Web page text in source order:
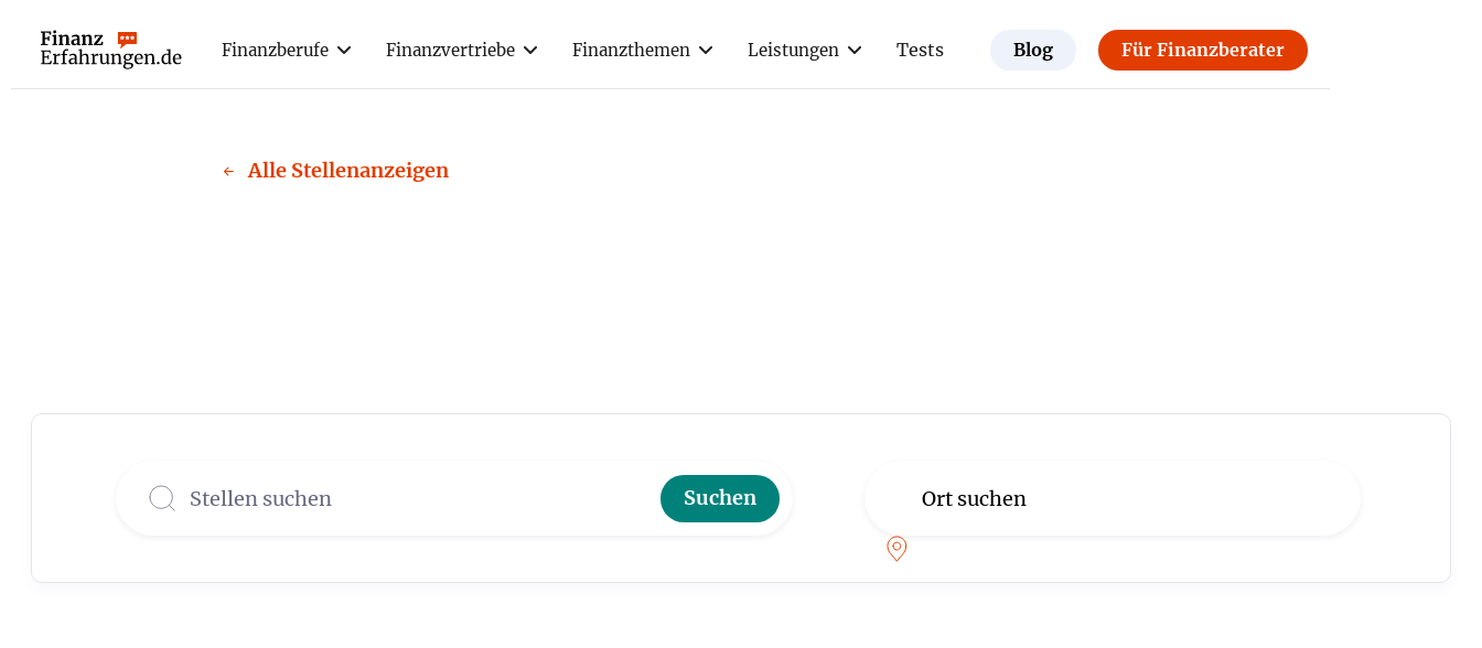
Webflow Homepage
Finanzberufe Finanzvertriebe Finanzthemen Leistungen Tests Blog Für Finanzberater
← Alle Stellenanzeigen